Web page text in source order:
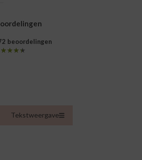
beoordelingen
Tekstweergave